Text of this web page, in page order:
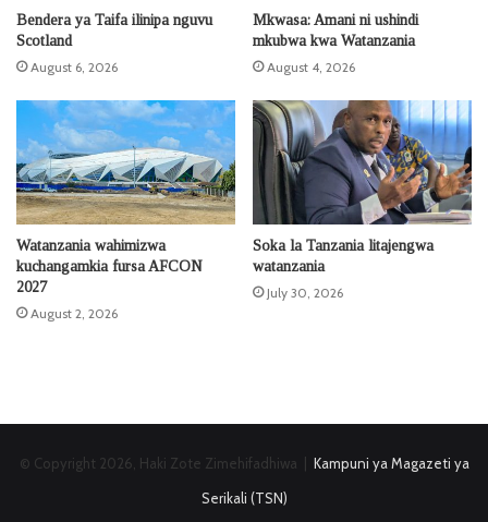
Bendera ya Taifa ilinipa nguvu
Scotland
August 6, 2026
Mkwasa: Amani ni ushindi
mkubwa kwa Watanzania
August 4, 2026
Watanzania wahimizwa
kuchangamkia fursa AFCON
2027
August 2, 2026
Soka la Tanzania litajengwa
watanzania
July 30, 2026
© Copyright 2026, Haki Zote Zimehifadhiwa | Kampuni ya Magazeti ya
Serikali (TSN)